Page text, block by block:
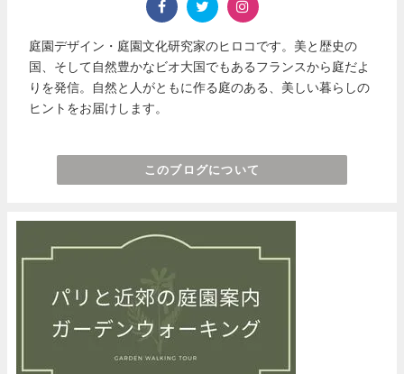
庭園デザイン・庭園文化研究家のヒロコです。美と歴史の
国、そして自然豊かなビオ大国でもあるフランスから庭だよ
りを発信。自然と人がともに作る庭のある、美しい暮らしの
ヒントをお届けします。
このブログについて